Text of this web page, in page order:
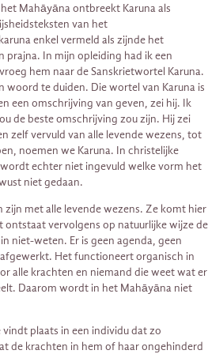
Mahāyāna ontbreekt Karuna als
van het
enkel vermeld als zijnde het
In mijn opleiding had ik een
hem naar de Sanskrietwortel Karuna.
woord te duiden. Die wortel van Karuna is
een omschrijving van geven, zei hij. Ik
de beste omschrijving zou zijn. Hij zei
zelf vervuld van alle levende wezens, tot
noemen we Karuna. In christelijke
echter niet ingevuld welke vorm het
niet gedaan.
zijn met alle levende wezens. Ze komt hier
ontstaat vervolgens op natuurlijke wijze de
niet-weten. Er is geen agenda, geen
Het functioneert organisch in
alle krachten en niemand die weet wat er
Daarom wordt in het Mahāyāna niet
plaats in een individu dat zo
de krachten in hem of haar ongehinderd